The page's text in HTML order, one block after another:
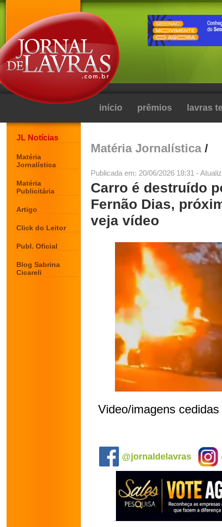
início prêmios lavras
JL Notícias
Matéria
Jornalística
Matéria
Publicitária
Artigo
Click do Leitor
Publ. Oficial
Blog Sabrina
Cicareli
Matéria Jornalística/
Publicada em: 20/06/2026 18:31 -
Carro é destruído
Fernão Dias,
veja vídeo
Video/imagens
@jornaldelavras